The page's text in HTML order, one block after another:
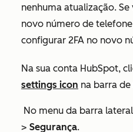
nenhuma atualização.
novo número de
configurar 2FA no novo
Na sua conta HubSpot,
settings icon na barra
No menu da barra
> Segurança.